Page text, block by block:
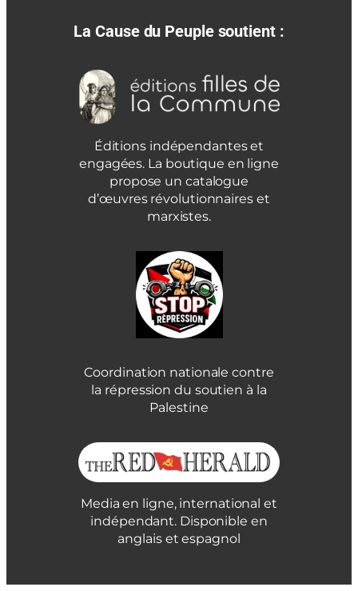
La Cause du Peuple soutient :
Éditions indépendantes et
engagées. La boutique en ligne
propose un catalogue
d’œuvres révolutionnaires et
marxistes.
Coordination nationale contre
la répression du soutien à la
Palestine
Media en ligne, international et
indépendant. Disponible en
anglais et espagnol